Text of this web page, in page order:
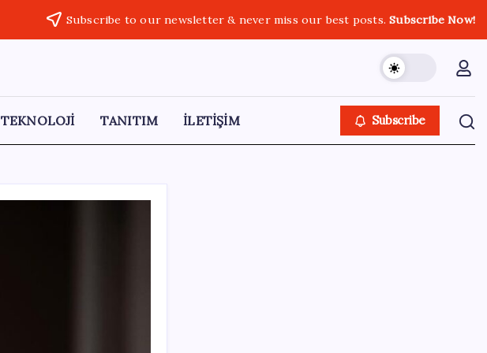
Subscribe to our newsletter & never miss our best posts.Subscribe Now!
TEKNOLOJİ TANITIM İLETİŞİM Subscribe